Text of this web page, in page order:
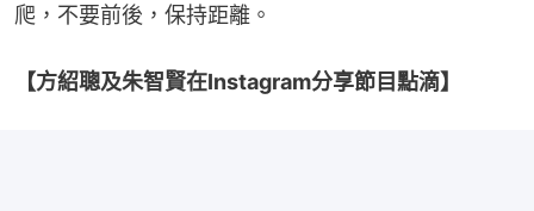
爬，不要前後，保持距離。
【方紹聰及朱智賢在Instagram分享節目點滴】